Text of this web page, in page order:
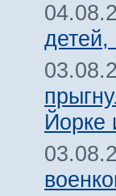
Йорке